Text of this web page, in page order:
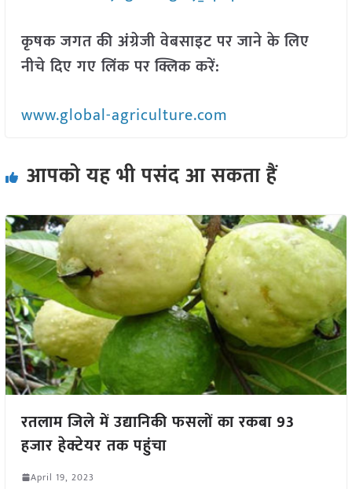
कृषक जगत की अंग्रेजी वेबसाइट पर जाने के लिए
नीचे दिए गए लिंक पर क्लिक करें:
www.global-agriculture.com
आपको यह भी पसंद आ सकता हैं
रतलाम जिले में उद्यानिकी फसलों का रकबा 93
हजार हेक्टेयर तक पहुंचा
April 19, 2023